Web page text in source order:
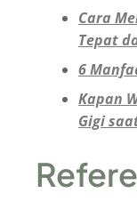
Cara
Tepat
6
Kapan
Gigi